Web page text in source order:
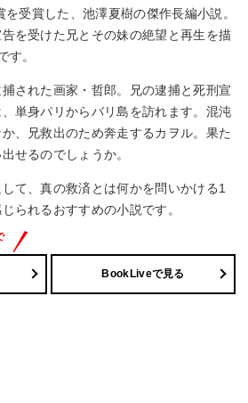
受賞した、池澤夏樹の傑作長編小説。
を受けた兄とその妹の絶望と再生を描
す。
された画家・哲郎。兄の逮捕と死刑宣
単身パリからバリ島を訪れます。混沌
、兄救出のため奔走するカヲル。果た
せるのでしょうか。
て、真の救済とは何かを問いかける1
られるおすすめの小説です。
BookLiveで見る